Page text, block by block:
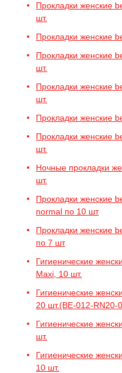
Прокладки женские
шт.
Прокладки женские
Прокладки женские
шт.
Прокладки женские
шт.
Прокладки женские
Прокладки женские
шт.
Ночные прокладки
шт.
Прокладки женские
normal по 10 шт
Прокладки женские
по 7 шт
Гигиенические
Maxi, 10 шт.
Гигиенические
20 шт.(BE-012-RN20-
Гигиенические
шт.
Гигиенические
10 шт.